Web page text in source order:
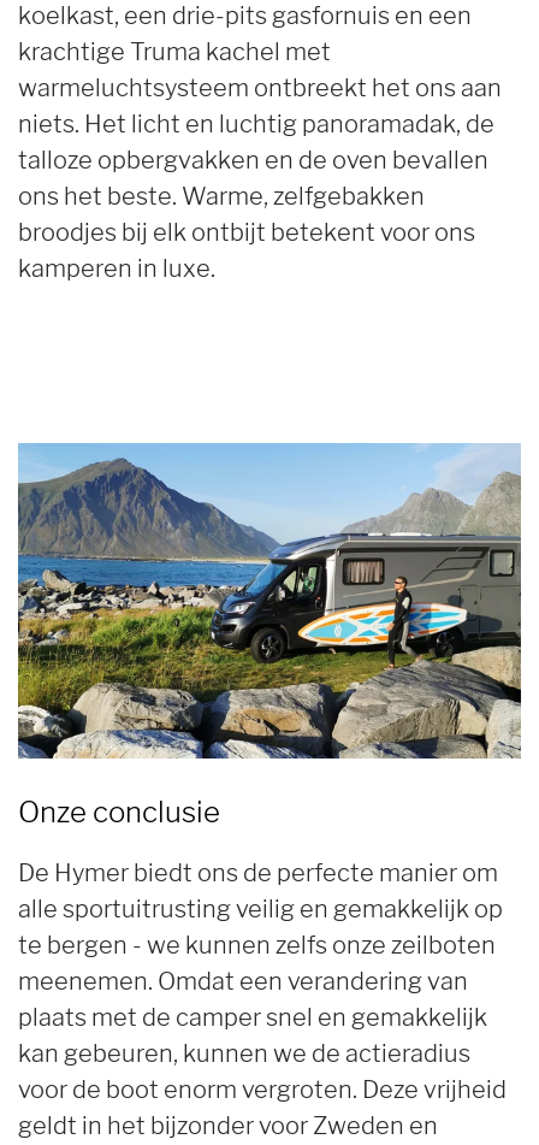
koelkast, een drie-pits gasfornuis en een
krachtige Truma kachel met
warmeluchtsysteem ontbreekt het ons aan
niets. Het licht en luchtig panoramadak, de
talloze opbergvakken en de oven bevallen
ons het beste. Warme, zelfgebakken
broodjes bij elk ontbijt betekent voor ons
kamperen in luxe.
Onze conclusie
De Hymer biedt ons de perfecte manier om
alle sportuitrusting veilig en gemakkelijk op
te bergen - we kunnen zelfs onze zeilboten
meenemen. Omdat een verandering van
plaats met de camper snel en gemakkelijk
kan gebeuren, kunnen we de actieradius
voor de boot enorm vergroten. Deze vrijheid
geldt in het bijzonder voor Zweden en